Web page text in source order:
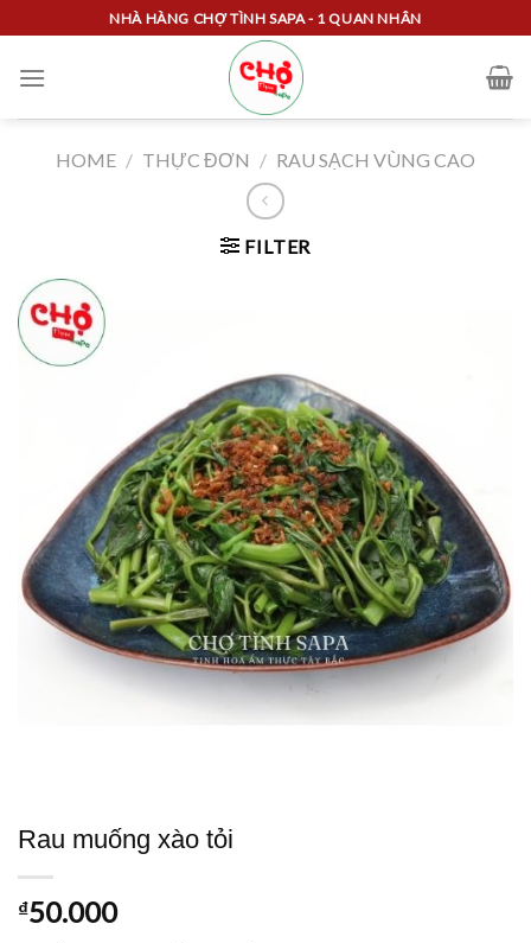
content
NHÀ HÀNG CHỢ TÌNH SAPA - 1 QUAN NHÂN
HOME / THỰC ĐƠN / RAU SẠCH VÙNG CAO
FILTER
Rau muống xào tỏi
₫50.000